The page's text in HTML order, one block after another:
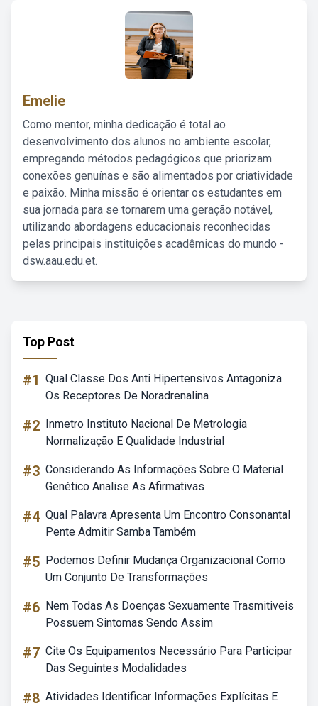
Emelie
Como mentor, minha dedicação é total ao
desenvolvimento dos alunos no ambiente escolar,
empregando métodos pedagógicos que priorizam
conexões genuínas e são alimentados por criatividade
e paixão. Minha missão é orientar os estudantes em
sua jornada para se tornarem uma geração notável,
utilizando abordagens educacionais reconhecidas
pelas principais instituições acadêmicas do mundo -
dsw.aau.edu.et.
Top Post
#1 Qual Classe Dos Anti Hipertensivos Antagoniza
Os Receptores De Noradrenalina
#2 Inmetro Instituto Nacional De Metrologia
Normalização E Qualidade Industrial
#3 Considerando As Informações Sobre O Material
Genético Analise As Afirmativas
#4 Qual Palavra Apresenta Um Encontro Consonantal
Pente Admitir Samba Também
#5 Podemos Definir Mudança Organizacional Como
Um Conjunto De Transformações
#6 Nem Todas As Doenças Sexuamente Trasmitiveis
Possuem Sintomas Sendo Assim
#7 Cite Os Equipamentos Necessário Para Participar
Das Seguintes Modalidades
#8 Atividades Identificar Informações Explícitas E